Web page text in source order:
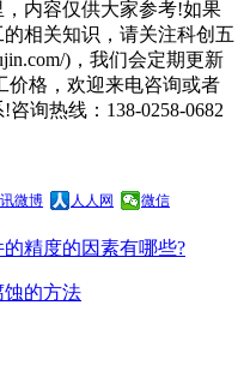
内容仅供大家参考!如果
的相关知识，请关注科创五
)，我们会定期更新
价格，欢迎来电咨询或者
询热线：138-0258-0682
微博 人人网 微信
精度的因素有哪些?
蚀的方法